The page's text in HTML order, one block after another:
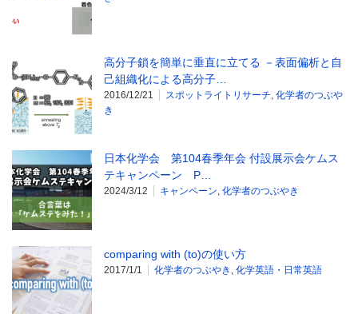
高分子鎖を簡単に垂直に立てる －表面偏析と自
己組織化による高分子…
2016/12/21 スポットライトリサーチ, 化学者のつぶや
き
日本化学会 第104春季年会 付設展示会ケムス
テキャンペーン P…
2024/3/12 キャンペーン, 化学者のつぶやき
comparing with (to)の使い方
2017/1/1 化学者のつぶやき , 化学英語・日常英語